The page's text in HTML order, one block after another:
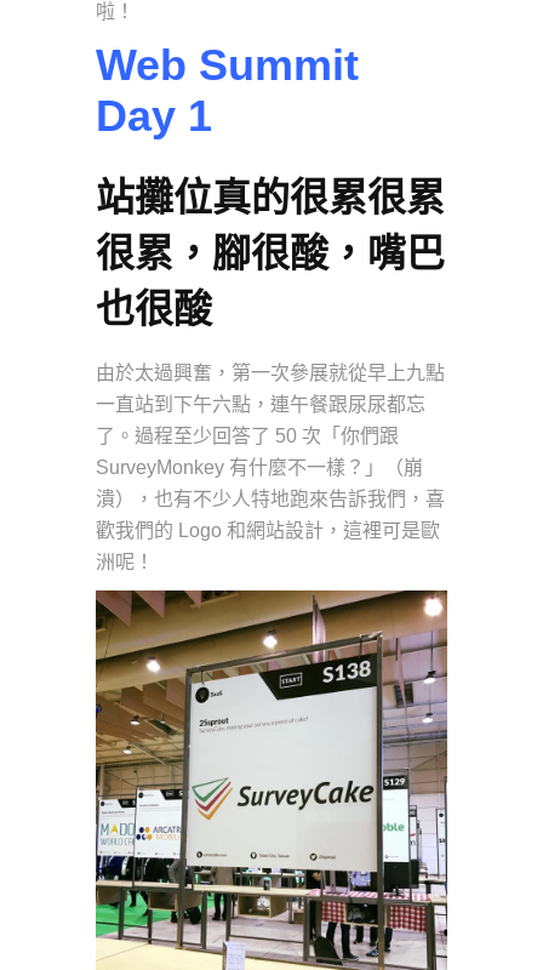
啦！
Web Summit
Day 1
站攤位真的很累很累
很累，腳很酸，嘴巴
也很酸
由於太過興奮，第一次參展就從早上九點
一直站到下午六點，連午餐跟尿尿都忘
了。過程至少回答了 50 次「你們跟
SurveyMonkey 有什麼不一樣？」（崩
潰），也有不少人特地跑來告訴我們，喜
歡我們的 Logo 和網站設計，這裡可是歐
洲呢！